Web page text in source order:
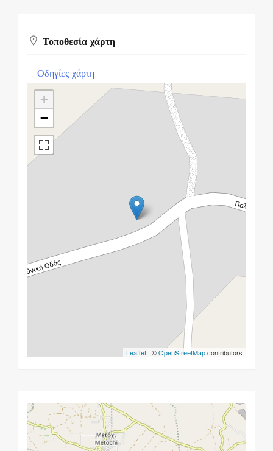
Τοποθεσία χάρτη
Οδηγίες χάρτη
+
−
Leaflet | ©OpenStreetMapcontributors